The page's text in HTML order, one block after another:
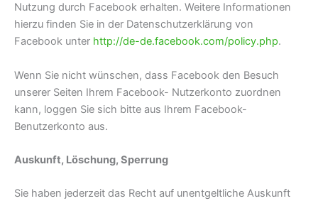
Nutzung durch Facebook erhalten. Weitere Informationen
hierzu finden Sie in der Datenschutzerklärung von
Facebook unter http://de-de.facebook.com/policy.php.
Wenn Sie nicht wünschen, dass Facebook den Besuch
unserer Seiten Ihrem Facebook- Nutzerkonto zuordnen
kann, loggen Sie sich bitte aus Ihrem Facebook-
Benutzerkonto aus.
Auskunft, Löschung, Sperrung
Sie haben jederzeit das Recht auf unentgeltliche Auskunft